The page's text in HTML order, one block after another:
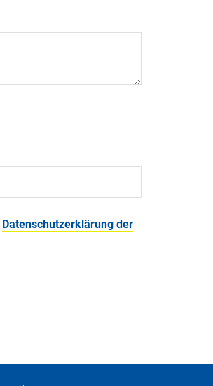
Datenschutzerklärung der